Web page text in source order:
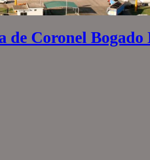
de Coronel Bogado